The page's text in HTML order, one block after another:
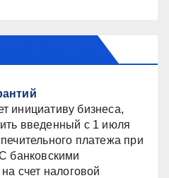
инициативу бизнеса,
введенный с 1 июля
платежа при
банковскими
счет налоговой